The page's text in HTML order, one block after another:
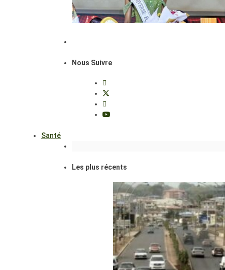
Nous Suivre
Santé
Les plus récents